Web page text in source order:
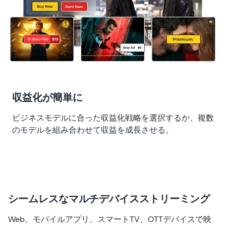
収益化が簡単に
ビジネスモデルに合った収益化戦略を選択するか、複数
のモデルを組み合わせて収益を成長させる。
シームレスなマルチデバイスストリーミング
Web、モバイルアプリ、スマートTV、OTTデバイスで映